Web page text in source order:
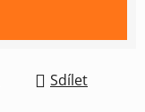
Sdílet